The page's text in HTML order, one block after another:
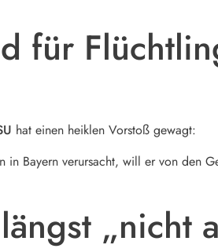
für
hat einen heiklen Vorstoß gewagt:
in Bayern verursacht, will er von den
„nicht